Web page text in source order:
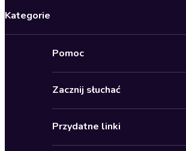
Kategorie
Biznes, marketing, ekonomia
Pomoc
Pomoc
Zacznij słuchać
Karnety
Przydatne linki